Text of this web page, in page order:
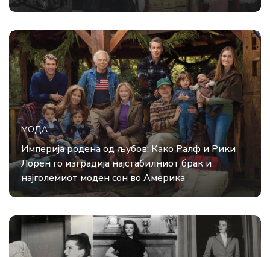
МОДА
Империја родена од љубов: Како Ралф и Рики
Лорен го изградија најстабилниот брак и
најголемиот моден сон во Америка